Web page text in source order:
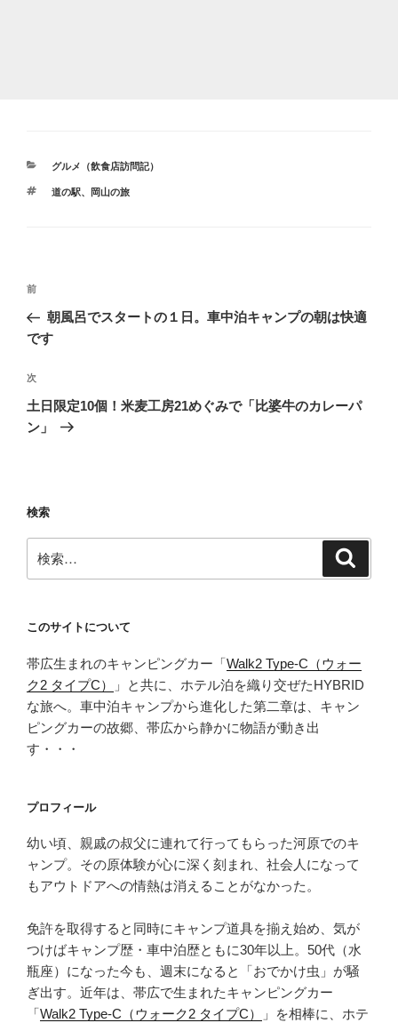
カ
ゴ
グルメ（飲食店訪問記）
タ
道の駅、 岡山の旅
投
ナ
ゲ
ー
シ
前
の
投
前
朝風呂でスタートの１日。車中泊キャンプの朝は快適
です
次
の
投
次
土日限定10個！米麦工房21めぐみで「比婆牛のカレーパ
ン」
検索
索:
このサイトについて
帯広生まれのキャンピングカー「Walk2 Type‑C（ウォー
ク2 タイプC）
」と共に、ホテル泊を織り交ぜたHYBRID
な旅へ。車中泊キャンプから進化した第二章は、キャン
ピングカーの故郷、帯広から静かに物語が動き出
す・・・
プロフィール
幼い頃、親戚の叔父に連れて行ってもらった河原でのキ
ャンプ。その原体験が心に深く刻まれ、社会人になって
もアウトドアへの情熱は消えることがなかった。
免許を取得すると同時にキャンプ道具を揃え始め、気が
つけばキャンプ歴・車中泊歴ともに30年以上。50代（水
瓶座）になった今も、週末になると「おでかけ虫」が騒
ぎ出す。近年は、帯広で生まれたキャンピングカー
「Walk2 Type‑C（ウォーク2 タイプC）
」を相棒に、ホテ